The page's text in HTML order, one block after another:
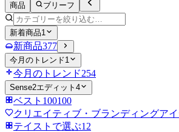
商品 ブリーフ
新着商品1
新商品377
今月のトレンド1
今月のトレンド254
Sense2エディット 4
ベスト100100
クリエイティブ・ブランディングア
テイストで選ぶ12